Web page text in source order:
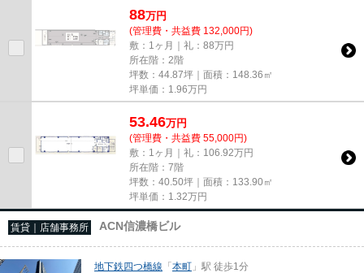
88万円
(管理費・共益費 132,000円)
敷：1ヶ月｜礼：88万円
所在階：2階
坪数：44.87坪｜面積：148.36㎡
坪単価： 1.96万円
53.46万円
(管理費・共益費 55,000円)
敷：1ヶ月｜礼：106.92万円
所在階：7階
坪数：40.50坪｜面積：133.90㎡
坪単価： 1.32万円
賃貸｜店舗事務所 ACN信濃橋ビル
地下鉄四つ橋線 「本町 」駅 徒歩1分